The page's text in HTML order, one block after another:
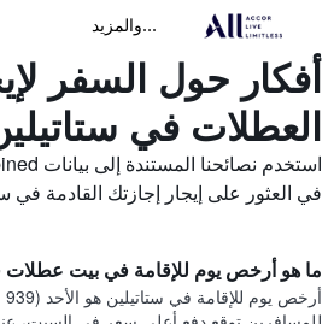
...والمزيد
أفكار حول السفر
العطلات في
في العثور على إيجار إجازتك القادمة في
ما هو أرخص يوم للإقامة في بيت عطلات